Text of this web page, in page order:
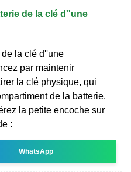
de la clé d''une
la clé d''une
par maintenir
la clé physique, qui
de la batterie.
la petite encoche sur
:
WhatsApp